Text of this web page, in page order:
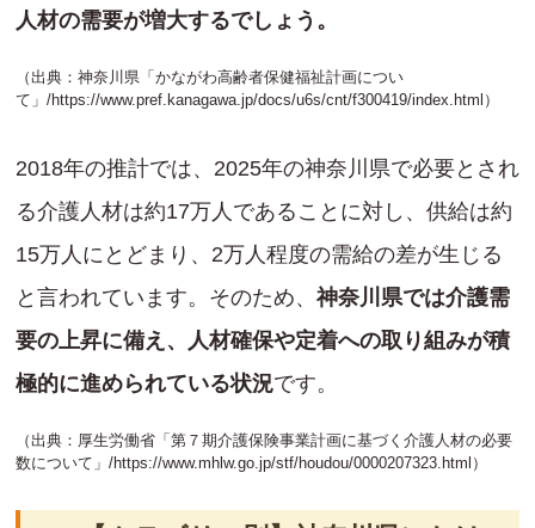
人材の需要が増大するでしょう。
（出典：神奈川県「かながわ高齢者保健福祉計画につい
て」/https://www.pref.kanagawa.jp/docs/u6s/cnt/f300419/index.html ）
2018年の推計では、2025年の神奈川県で必要とされ
る介護人材は約17万人であることに対し、供給は約
15万人にとどまり、2万人程度の需給の差が生じる
と言われています。そのため、 神奈川県では介護需
要の上昇に備え、人材確保や定着への取り組みが積
極的に進められている状況です。
（出典：厚生労働省「第７期介護保険事業計画に基づく介護人材の必要
数について」/https://www.mhlw.go.jp/stf/houdou/0000207323.html ）